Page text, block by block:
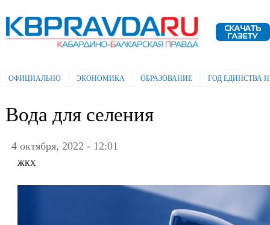
Электронная газета "Кабардино-
Балкарская правда"
Главное меню
ОФИЦИАЛЬНО ЭКОНОМИКА ОБРАЗОВАНИЕ ГОД ЕДИНСТВА
Вода для селения
4 октября, 2022 - 12:01
ЖКХ